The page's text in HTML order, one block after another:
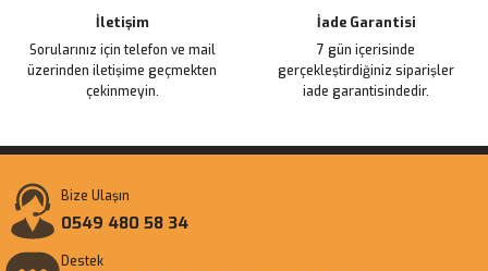
İletişim
Sorularınız için telefon ve mail
üzerinden iletişime geçmekten
çekinmeyin.
İade Garantisi
7 gün içerisinde
gerçekleştirdiğiniz siparişler
iade garantisindedir.
Bize Ulaşın
0549 480 58 34
Destek